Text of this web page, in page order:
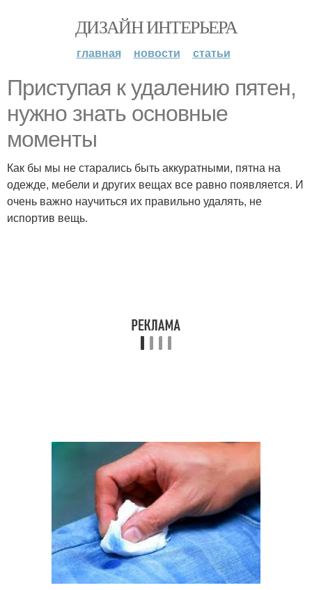
ДИЗАЙН ИНТЕРЬЕРА
главная новости статьи
Приступая к удалению пятен,
нужно знать основные
моменты
Как бы мы не старались быть аккуратными, пятна на
одежде, мебели и других вещах все равно появляется. И
очень важно научиться их правильно удалять, не
испортив вещь.